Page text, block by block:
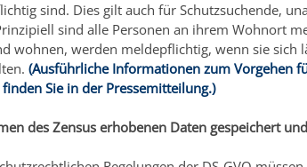
sind. Dies gilt auch für Schutzsuchende,
sind alle Personen an ihrem Wohnort
wohnen, werden meldepflichtig, wenn sie sich
(Ausführliche Informationen zum Vorgehen
Sie in der Pressemitteilung.)
des Zensus erhobenen Daten gespeichert